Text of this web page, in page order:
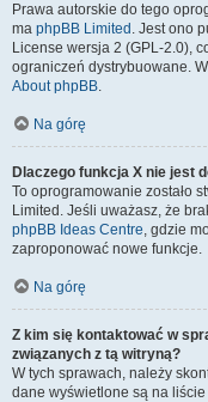
Prawa autorskie do tego
ma phpBB Limited . Jest ono
License wersja 2 (GPL-2.0),
ograniczeń dystrybuowane.
About phpBB.
Na górę
Dlaczego funkcja X nie jest
To oprogramowanie zostało
Limited. Jeśli uważasz, że
phpBB Ideas Centre, gdzie
zaproponować nowe funkcje.
Na górę
Z kim się kontaktować w
związanych z tą witryną?
W tych sprawach, należy
dane wyświetlone są na